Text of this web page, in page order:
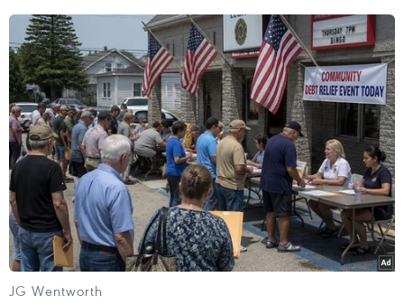
Khẩn trương tìm 4 ngư dân chìm tàu trên
biển Bình Thuận
31/12/2013 11:01
Đến chiều 31/12, cơ quan chức năng vẫn chưa tìm thấy
bốn ngư dân mất tích do chìm tàu câu mực trên vùng
biển Phan Thiết (Bình Thuận).
JG Wentworth